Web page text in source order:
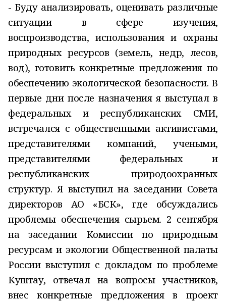
- Буду анализировать, оценивать различные
ситуации в сфере изучения,
воспроизводства, использования и охраны
природных ресурсов (земель, недр, лесов,
вод), готовить конкретные предложения по
обеспечению экологической безопасности. В
первые дни после назначения я выступал в
федеральных и республиканских СМИ,
встречался с общественными активистами,
представителями компаний, учеными,
представителями федеральных и
республиканских природоохранных
структур. Я выступил на заседании Совета
директоров АО «БСК», где обсуждались
проблемы обеспечения сырьем. 2 сентября
на заседании Комиссии по природным
ресурсам и экологии Общественной палаты
России выступил с докладом по проблеме
Куштау, отвечал на вопросы участников,
внес конкретные предложения в проект